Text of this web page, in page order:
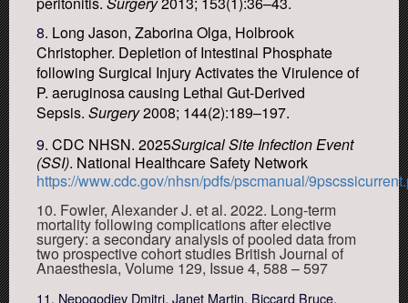
8. Long Jason, Zaborina Olga, Holbrook
Christopher. Depletion of Intestinal Phosphate
following Surgical Injury Activates the Virulence of
P. aeruginosa causing Lethal Gut-Derived
Sepsis. Surgery2008; 144(2):189–197.
9. CDC NHSN. 2025Surgical Site Infection Event
(SSI). National Healthcare Safety Network
https://www.cdc.gov/nhsn/pdfs/pscmanual/
10. Fowler, Alexander J. et al. 2022. Long-term
mortality following complications after elective
surgery: a secondary analysis of pooled data from
two prospective cohort studies British Journal of
Anaesthesia, Volume 129, Issue 4, 588 – 597
11. Nepogodiev Dmitri, Janet Martin, Biccard Bruce.